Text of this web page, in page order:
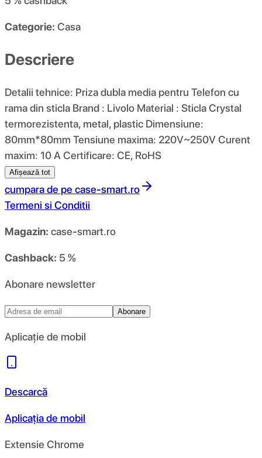
Categorie: Casa
Descriere
Detalii tehnice: Priza dubla media pentru Telefon cu
rama din sticla Brand : Livolo Material : Sticla Crystal
termorezistenta, metal, plastic Dimensiune:
80mm*80mm Tensiune maxima: 220V~250V Curent
maxim: 10 A Certificare: CE, RoHS
Afișează tot
cumpara de pe case-smart.ro
Termeni si Conditii
Magazin: case-smart.ro
Cashback: 5 %
Abonare newsletter
Abonare
Aplicație de mobil
Descarcă
Aplicația de mobil
Extensie Chrome